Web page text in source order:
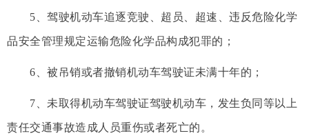
5、驾驶机动车追逐竞驶、超员、超速、违反危险化学
品安全管理规定运输危险化学品构成犯罪的；
6、被吊销或者撤销机动车驾驶证未满十年的；
7、未取得机动车驾驶证驾驶机动车，发生负同等以上
责任交通事故造成人员重伤或者死亡的。